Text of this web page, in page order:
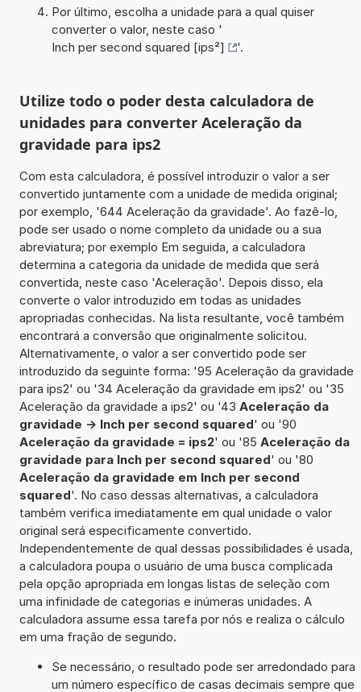
Por último, escolha a unidade para a qual quiser
converter o valor, neste caso '
Inch per second squared [ips²]
'.
Utilize todo o poder desta calculadora de
unidades para converter Aceleração da
gravidade para ips2
Com esta calculadora, é possível introduzir o valor a ser
convertido juntamente com a unidade de medida original;
por exemplo, '644 Aceleração da gravidade'. Ao fazê-lo,
pode ser usado o nome completo da unidade ou a sua
abreviatura; por exemplo Em seguida, a calculadora
determina a categoria da unidade de medida que será
convertida, neste caso 'Aceleração'. Depois disso, ela
converte o valor introduzido em todas as unidades
apropriadas conhecidas. Na lista resultante, você também
encontrará a conversão que originalmente solicitou.
Alternativamente, o valor a ser convertido pode ser
introduzido da seguinte forma: '95 Aceleração da gravidade
para ips2' ou '34 Aceleração da gravidade em ips2' ou '35
Aceleração da gravidade a ips2' ou '43 Aceleração da
gravidade -> Inch per second squared' ou '90
Aceleração da gravidade = ips2' ou '85 Aceleração da
gravidade para Inch per second squared' ou '80
Aceleração da gravidade em Inch per second
squared'. No caso dessas alternativas, a calculadora
também verifica imediatamente em qual unidade o valor
original será especificamente convertido.
Independentemente de qual dessas possibilidades é usada,
a calculadora poupa o usuário de uma busca complicada
pela opção apropriada em longas listas de seleção com
uma infinidade de categorias e inúmeras unidades. A
calculadora assume essa tarefa por nós e realiza o cálculo
em uma fração de segundo.
Se necessário, o resultado pode ser arredondado para
um número específico de casas decimais sempre que